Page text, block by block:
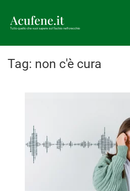
Tag: non c'è cura